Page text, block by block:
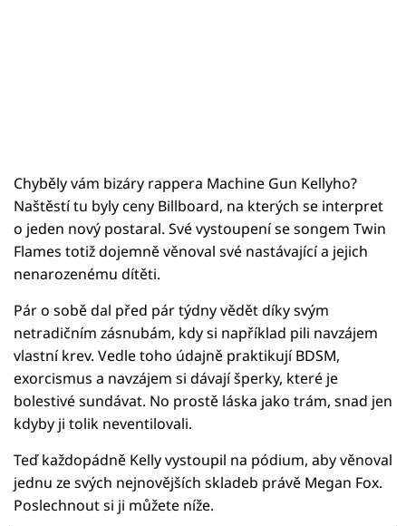
Chyběly vám bizáry rappera Machine Gun Kellyho?
Naštěstí tu byly ceny Billboard, na kterých se interpret
o jeden nový postaral. Své vystoupení se songem Twin
Flames totiž dojemně věnoval své nastávající a jejich
nenarozenému dítěti.
Pár o sobě dal před pár týdny vědět díky svým
netradičním zásnubám, kdy si například pili navzájem
vlastní krev. Vedle toho údajně praktikují BDSM,
exorcismus a navzájem si dávají šperky, které je
bolestivé sundávat. No prostě láska jako trám, snad jen
kdyby ji tolik neventilovali.
Teď každopádně Kelly vystoupil na pódium, aby věnoval
jednu ze svých nejnovějších skladeb právě Megan Fox.
Poslechnout si ji můžete níže.